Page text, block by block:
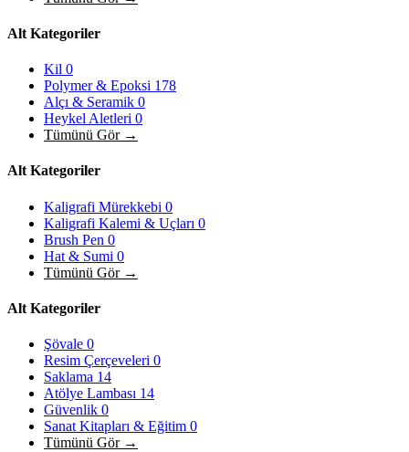
Alt Kategoriler
Kil 0
Polymer & Epoksi 178
Alçı & Seramik 0
Heykel Aletleri 0
Tümünü Gör →
Alt Kategoriler
Kaligrafi Mürekkebi 0
Kaligrafi Kalemi & Uçları 0
Brush Pen 0
Hat & Sumi 0
Tümünü Gör →
Alt Kategoriler
Şövale 0
Resim Çerçeveleri 0
Saklama 14
Atölye Lambası 14
Güvenlik 0
Sanat Kitapları & Eğitim 0
Tümünü Gör →